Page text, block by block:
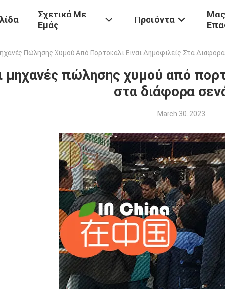
Σχετικά Με
Εμάς
Προϊόντα
Μας
Πώλησης Χυμού Από Πορτοκάλι Είναι Δημοφιλείς Στα Διάφορα
μηχανές πώλησης χυμού από
στα διάφορα
March 30, 2023